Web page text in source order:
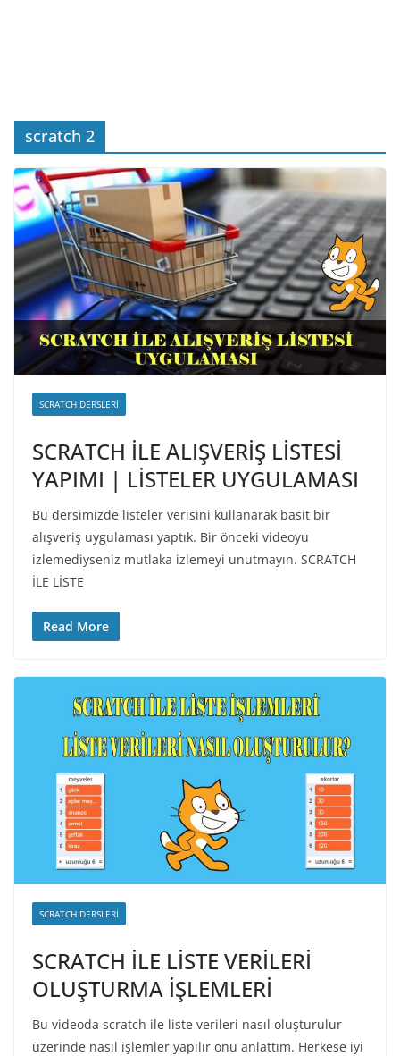
scratch 2
SCRATCH DERSLERI
SCRATCH İLE ALIŞVERİŞ LİSTESİ
YAPIMI | LİSTELER UYGULAMASI
Bu dersimizde listeler verisini kullanarak basit bir
alışveriş uygulaması yaptık. Bir önceki videoyu
izlemediyseniz mutlaka izlemeyi unutmayın. SCRATCH
İLE LİSTE
Read More
SCRATCH DERSLERI
SCRATCH İLE LİSTE VERİLERİ
OLUŞTURMA İŞLEMLERİ
Bu videoda scratch ile liste verileri nasıl oluşturulur
üzerinde nasıl işlemler yapılır onu anlattım. Herkese iyi